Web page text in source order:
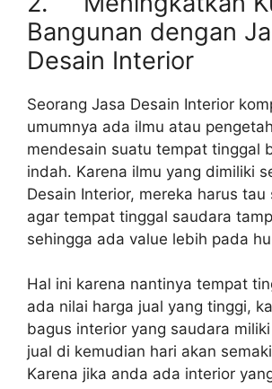
Bangunan dengan
Desain Interior
Seorang Jasa Desain Interior
umumnya ada ilmu atau
mendesain suatu tempat tinggal
indah. Karena ilmu yang dimiliki
Desain Interior, mereka harus tau
agar tempat tinggal saudara
sehingga ada value lebih pada
Hal ini karena nantinya tempat
ada nilai harga jual yang tinggi,
bagus interior yang saudara
jual di kemudian hari akan
Karena jika anda ada interior